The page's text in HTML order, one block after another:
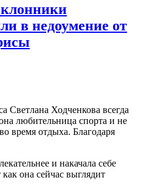
в недоумение от
Светлана Ходченкова всегда
любительница спорта и не
время отдыха. Благодаря